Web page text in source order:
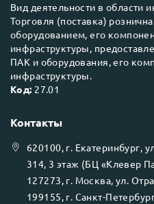
Вид деятельности в области
Торговля (поставка)
оборудованием, его
инфраструктуры,
ПАК и оборудования, его
инфраструктуры.
Код: 27.01
Контакты
620100, г. Екатеринбург,
314, 3 этаж (БЦ «Клевер
127273, г. Москва, ул.
199155, г. Санкт-